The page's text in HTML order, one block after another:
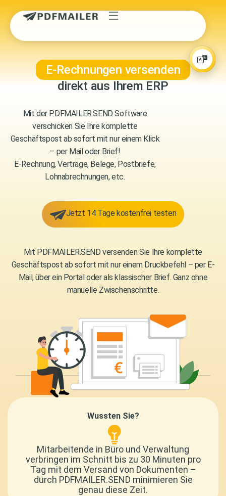
E-Rechnungen versenden
direkt aus Ihrem ERP
Mit der PDFMAILER.SEND Software
verschicken Sie Ihre komplette
Geschäftspost ab sofort mit nur einem Klick
– per Mail oder Brief!
E-Rechnung, Verträge, Belege, Postbriefe,
Lohnabrechnungen, etc.
Jetzt 14 Tage kostenfrei testen
Mit PDFMAILER.SEND versenden Sie Ihre komplette
Geschäftspost ab sofort mit nur einem Druckbefehl – per E-
Mail, über ein Portal oder als klassischer Brief. Ganz ohne
manuelle Zwischenschritte.
Wussten Sie?
Mitarbeitende in Büro und Verwaltung
verbringen im Schnitt bis zu 30 Minuten pro
Tag mit dem Versand von Dokumenten –
durch PDFMAILER.SEND minimieren Sie
genau diese Zeit.